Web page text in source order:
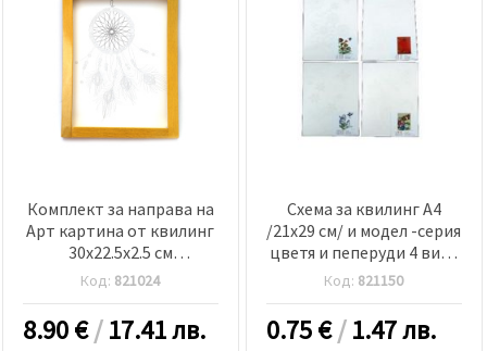
Комплект за направа на
Арт картина от квилинг
30x22.5x2.5 см
-картонена рамка,
шаблон с мека
подложка, шило,
квилинг инструмент,
Код: 821024
8.90€/17.41 лв.
Схема за квилинг А4
/21x29 см/ и модел -серия
цветя и пеперуди 4 вида
-1 бр
Код: 821150
0.75€/1.47 лв.